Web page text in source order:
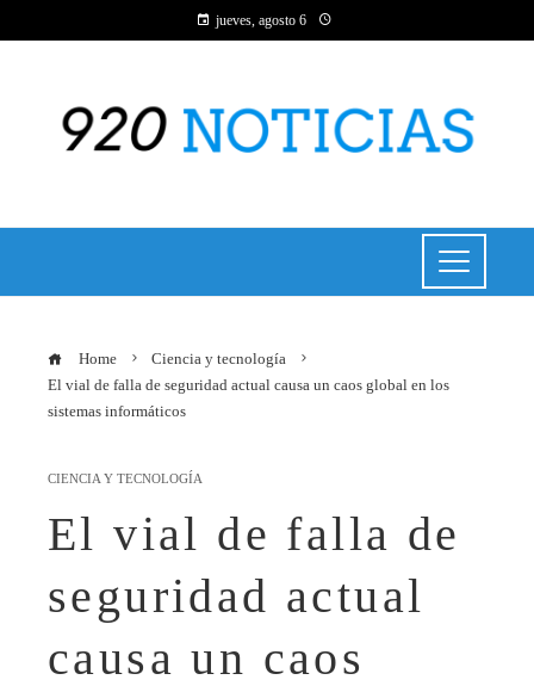
jueves, agosto 6
Home
Ciencia y tecnología
El vial de falla de seguridad actual causa un caos global en los
sistemas informáticos
CIENCIA Y TECNOLOGÍA
El vial de falla de
seguridad actual
causa un caos